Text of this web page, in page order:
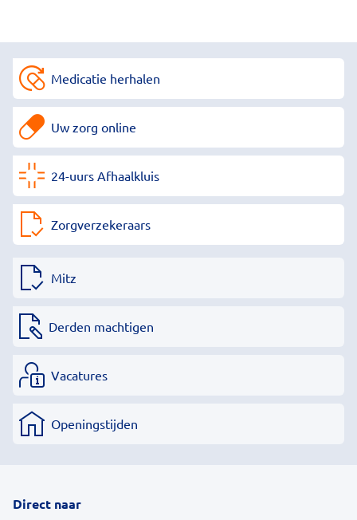
Medicatie herhalen
Uw zorg online
24-uurs Afhaalkluis
Zorgverzekeraars
Mitz
Derden machtigen
Vacatures
Openingstijden
Direct naar